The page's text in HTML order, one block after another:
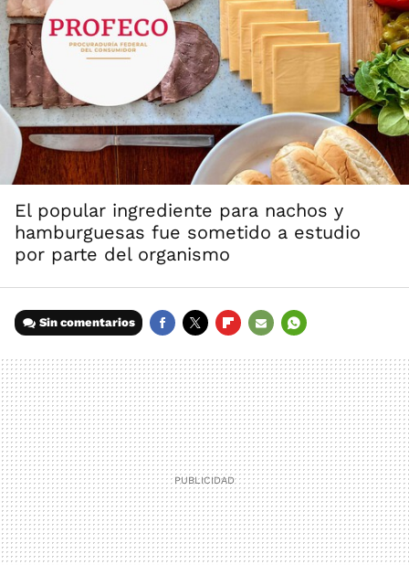
El popular ingrediente para nachos y
hamburguesas fue sometido a estudio
por parte del organismo
Sin comentarios
MAIL